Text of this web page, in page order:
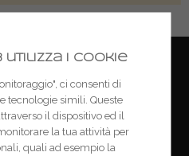
Castiglione delle Stivere (MN)
utilizza i cookie
ci consenti di
tecnologie simili. Queste
il dispositivo ed il
la tua attività per
quali ad esempio la